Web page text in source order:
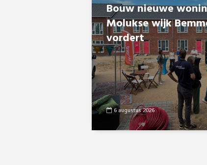
Bouw nieuwe
Molukse wijk
vordert
6 augustus 2026